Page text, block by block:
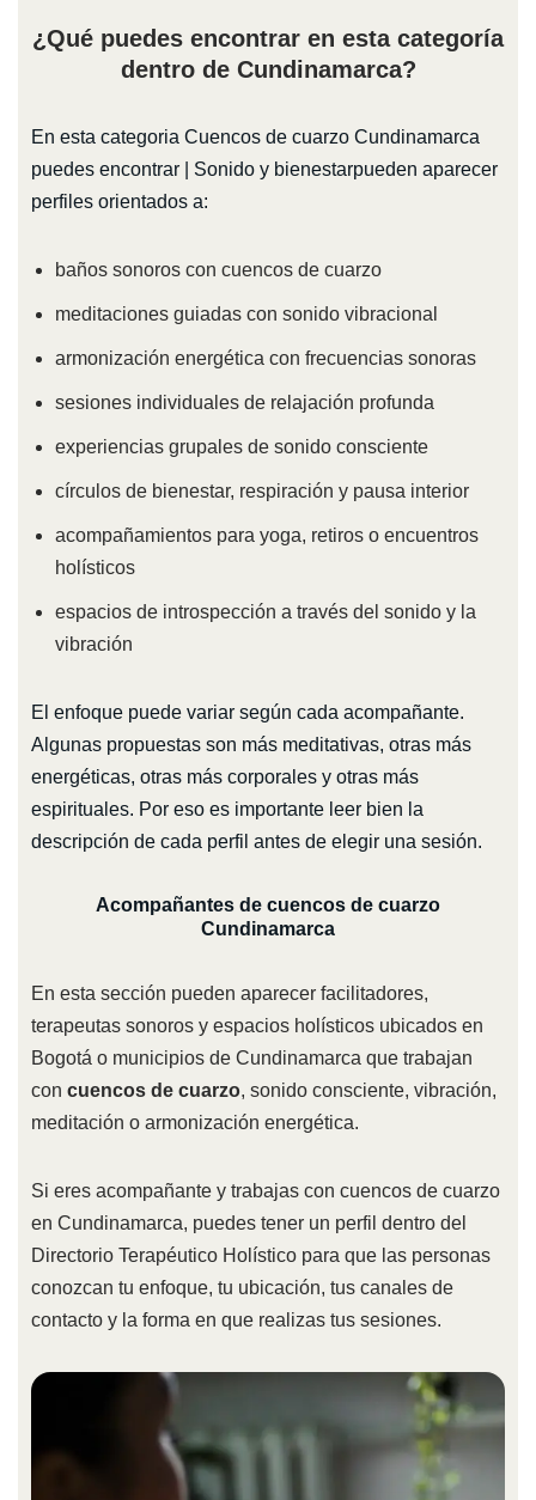
¿Qué puedes encontrar en esta categoría
dentro de Cundinamarca?
En esta categoria Cuencos de cuarzo Cundinamarca
puedes encontrar | Sonido y bienestarpueden aparecer
perfiles orientados a:
baños sonoros con cuencos de cuarzo
meditaciones guiadas con sonido vibracional
armonización energética con frecuencias sonoras
sesiones individuales de relajación profunda
experiencias grupales de sonido consciente
círculos de bienestar, respiración y pausa interior
acompañamientos para yoga, retiros o encuentros
holísticos
espacios de introspección a través del sonido y la
vibración
El enfoque puede variar según cada acompañante.
Algunas propuestas son más meditativas, otras más
energéticas, otras más corporales y otras más
espirituales. Por eso es importante leer bien la
descripción de cada perfil antes de elegir una sesión.
Acompañantes de cuencos de cuarzo
Cundinamarca
En esta sección pueden aparecer facilitadores,
terapeutas sonoros y espacios holísticos ubicados en
Bogotá o municipios de Cundinamarca que trabajan
con cuencos de cuarzo, sonido consciente, vibración,
meditación o armonización energética.
Si eres acompañante y trabajas con cuencos de cuarzo
en Cundinamarca, puedes tener un perfil dentro del
Directorio Terapéutico Holístico para que las personas
conozcan tu enfoque, tu ubicación, tus canales de
contacto y la forma en que realizas tus sesiones.